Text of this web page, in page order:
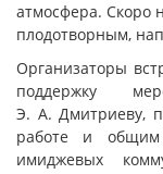
атмосфера. Скоро
плодотворным,
Организаторы
поддержку
Э. А. Дмитриеву,
работе и
имиджевых